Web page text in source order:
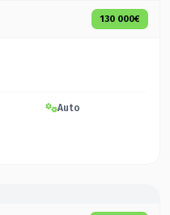
130 000€
Auto